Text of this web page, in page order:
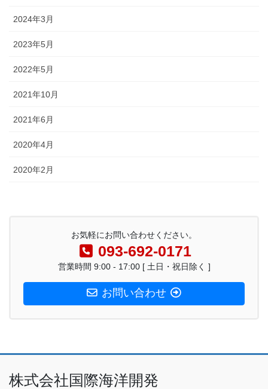
2024年3月
2023年5月
2022年5月
2021年10月
2021年6月
2020年4月
2020年2月
お気軽にお問い合わせください。
093-692-0171
営業時間 9:00 - 17:00 [ 土日・祝日除く ]
お問い合わせ
株式会社国際海洋開発